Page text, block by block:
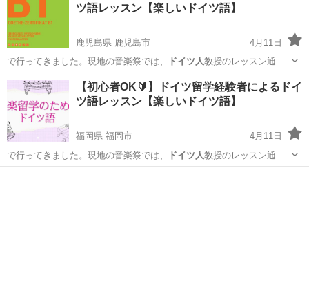
ツ語レッスン【楽しいドイツ語】
鹿児島県 鹿児島市
4月11日
で行ってきました。現地の音楽祭では、
ドイツ人教授のレッスン通訳
（独→日）を担当し…
鹿児島 鹿児島市 その他 ドイツ語
【初心者OK🔰】ドイツ留学経験者によるドイ
ツ語レッスン【楽しいドイツ語】
福岡県 福岡市
4月11日
で行ってきました。現地の音楽祭では、
ドイツ人教授のレッスン通訳
（独→日）を担当し…